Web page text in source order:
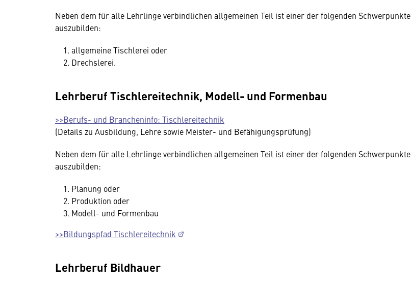
Neben dem für alle Lehrlinge verbindlichen allgemeinen Teil ist einer der folgenden Schwerpunkte
auszubilden:
allgemeine Tischlerei oder
Drechslerei.
Lehrberuf Tischlereitechnik, Modell- und Formenbau
>>Berufs- und Brancheninfo: Tischlereitechnik
(Details zu Ausbildung, Lehre sowie Meister- und Befähigungsprüfung)
Neben dem für alle Lehrlinge verbindlichen allgemeinen Teil ist einer der folgenden Schwerpunkte
auszubilden:
Planung oder
Produktion oder
Modell- und Formenbau
>>Bildungspfad Tischlereitechnik
Lehrberuf Bildhauer